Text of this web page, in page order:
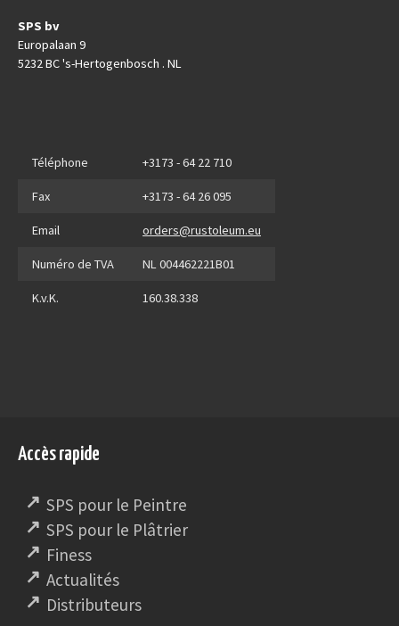
SPS bv
Europalaan 9
5232 BC 's-Hertogenbosch . NL
Téléphone +3173 - 64 22 710
Fax +3173 - 64 26 095
Email orders@rustoleum.eu
Numéro de TVA NL 004462221B01
K.v.K. 160.38.338
Accès rapide
SPS pour le Peintre
SPS pour le Plâtrier
Finess
Actualités
Distributeurs